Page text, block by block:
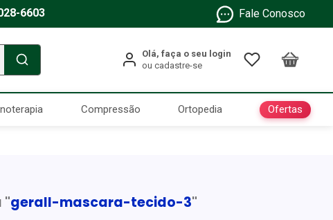
6603 Fale Conosco
Compressão Ortopedia Ofertas
"gerall-mascara-tecido-3"